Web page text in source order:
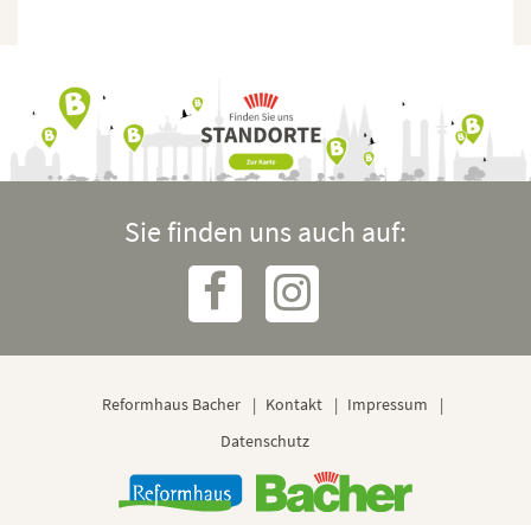
Sie finden uns auch auf:
Reformhaus Bacher Kontakt
Impressum
Datenschutz